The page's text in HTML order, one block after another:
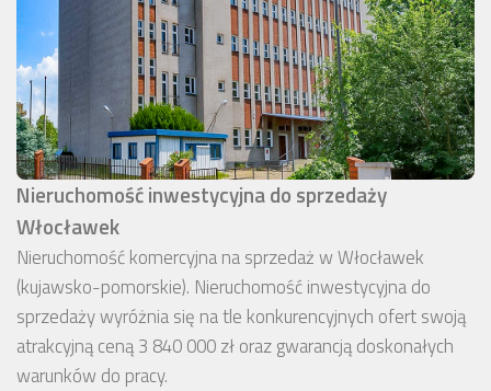
Nieruchomość inwestycyjna do sprzedaży
Włocławek
Nieruchomość komercyjna na sprzedaż w Włocławek
(kujawsko-pomorskie). Nieruchomość inwestycyjna do
sprzedaży wyróżnia się na tle konkurencyjnych ofert swoją
atrakcyjną ceną 3 840 000 zł oraz gwarancją doskonałych
warunków do pracy.